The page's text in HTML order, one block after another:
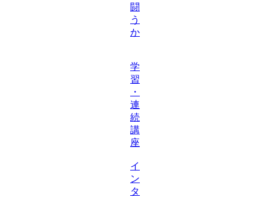
闘
う
か
学
習
・
連
続
講
座
イ
ン
タ